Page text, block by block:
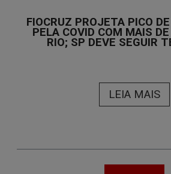
FIOCRUZ PROJETA PICO
PELA COVID COM MAIS
RIO; SP DEVE SEGUIR
LEIA MAIS